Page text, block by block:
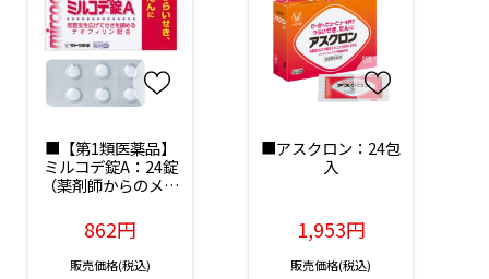
■【第1類医薬品】
ミルコデ錠A：24錠
（薬剤師からのメー
ります）
862円
販売価格(税込)
■アスクロン：24包
入
1,953円
販売価格(税込)